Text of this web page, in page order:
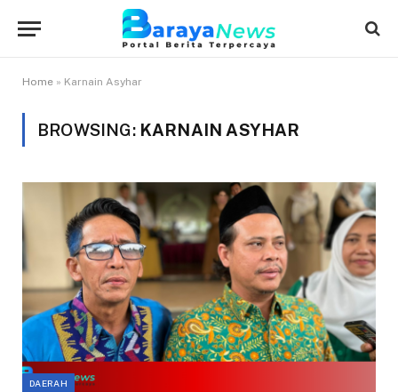
Home » Karnain Asyhar
BROWSING: KARNAIN ASYHAR
DAERAH